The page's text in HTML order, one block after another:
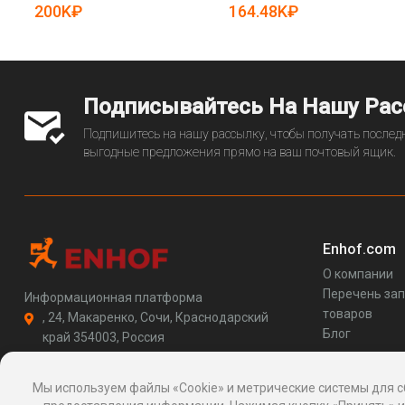
200K₽
25-5083076)
164.48K₽
Подписывайтесь На Нашу
Подпишитесь на нашу рассылку, чтобы получать
выгодные предложения прямо на ваш почтовый ящик.
Информационная платформа
, 24, Макаренко, Сочи, Краснодарский
край 354003, Россия
http://enhof.com
Enhof.com
О компании
Перечень
товаров
Блог
Мы используем файлы «Cookie» и метрические системы для